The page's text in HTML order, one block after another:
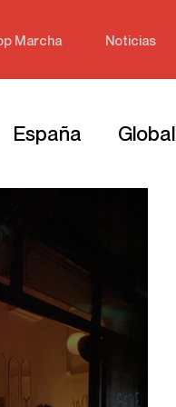
Marcha Noticias
España Global